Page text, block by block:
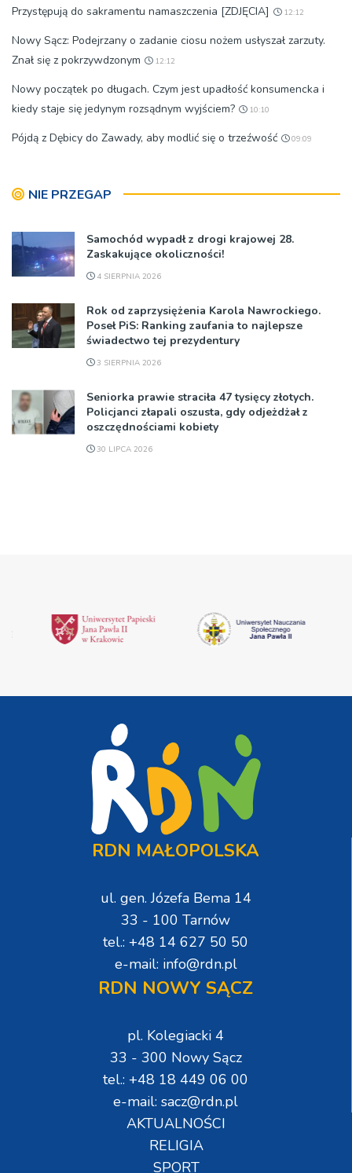
Przystępują do sakramentu namaszczenia [ZDJĘCIA]
12:12
Nowy Sącz: Podejrzany o zadanie ciosu nożem usłyszał zarzuty.
Znał się z pokrzywdzonym
12:12
Nowy początek po długach. Czym jest upadłość konsumencka i
kiedy staje się jedynym rozsądnym wyjściem?
10:10
Pójdą z Dębicy do Zawady, aby modlić się o trzeźwość 09:09
NIE PRZEGAP
Samochód wypadł z drogi krajowej 28.
Zaskakujące okoliczności!
4 SIERPNIA 2026
Rok od zaprzysiężenia Karola Nawrockiego.
Poseł PiS: Ranking zaufania to najlepsze
świadectwo tej prezydentury
3 SIERPNIA 2026
Seniorka prawie straciła 47 tysięcy złotych.
Policjanci złapali oszusta, gdy odjeżdżał z
oszczędnościami kobiety
30 LIPCA 2026
RDN MAŁOPOLSKA
ul. gen. Józefa Bema 14
33 - 100 Tarnów
tel.: +48 14 627 50 50
e-mail: info@rdn.pl
RDN NOWY SĄCZ
pl. Kolegiacki 4
33 - 300 Nowy Sącz
tel.: +48 18 449 06 00
e-mail: sacz@rdn.pl
AKTUALNOŚCI
RELIGIA
SPORT